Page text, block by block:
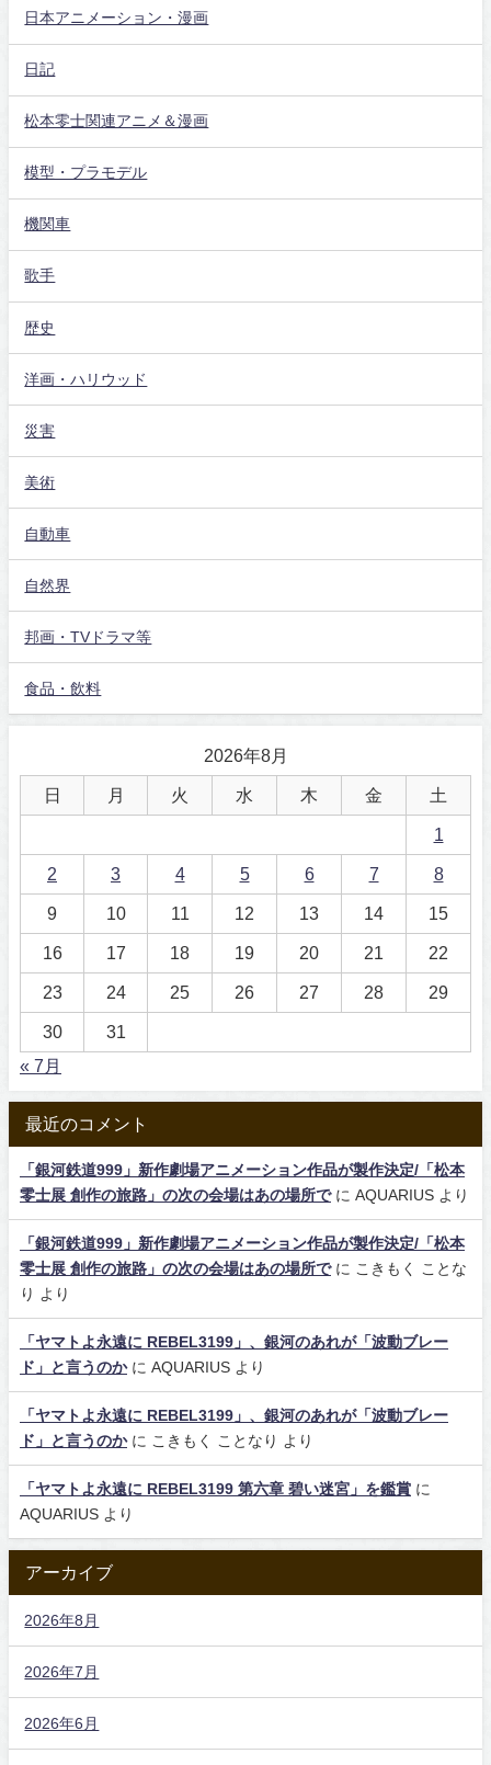
日本アニメーション・漫画
日記
松本零士関連アニメ＆漫画
模型・プラモデル
機関車
歌手
歴史
洋画・ハリウッド
災害
美術
自動車
自然界
邦画・TVドラマ等
食品・飲料
2026年8月
日 月 火 水 木 金 土
1
2 3 4 5 6 7 8
9 10 11 12 13 14 15
16 17 18 19 20 21 22
23 24 25 26 27 28 29
30
31
« 7月
最近のコメント
「銀河鉄道999」新作劇場アニメーション作品が製作決定/「松本
零士展 創作の旅路」の次の会場はあの場所でに AQUARIUS より
「銀河鉄道999」新作劇場アニメーション作品が製作決定/「松本
零士展 創作の旅路」の次の会場はあの場所でに こきもく ことな
り
より
「ヤマトよ永遠に REBEL3199」、銀河のあれが「波動ブレー
ド」と言うのかに AQUARIUS より
「ヤマトよ永遠に REBEL3199」、銀河のあれが「波動ブレー
ド」と言うのかに こきもく ことなり より
「ヤマトよ永遠に REBEL3199 第六章 碧い迷宮」を鑑賞 に
AQUARIUS より
アーカイブ
2026年8月
2026年7月
2026年6月